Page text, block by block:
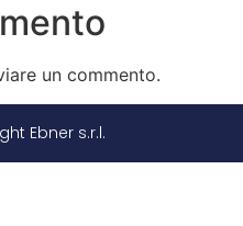
un commento.
Ebner s.r.l.